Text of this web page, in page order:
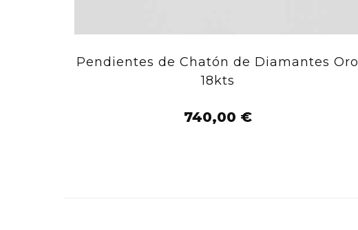
Pendientes de Chatón de Diamantes Oro
18kts
740,00 €